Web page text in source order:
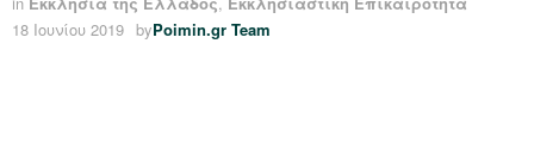
18 Ιουνίου 2019 byPoimin.gr Team